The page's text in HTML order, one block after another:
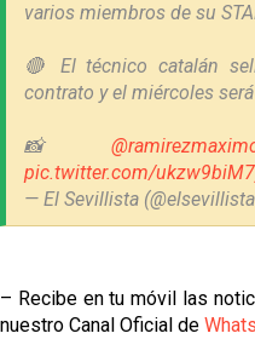
varios miembros de su
🔴 El técnico catalán
contrato y el miércoles
📸
pic.twitter.com/
— El Sevillista
– Recibe en tu móvil las
nuestro Canal Oficial de